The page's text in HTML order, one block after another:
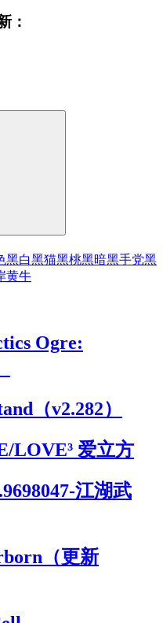
：
黑白黑猫黑桃黑暗黑手党黑
黄牛
Ogre:
（v2.282）
LOVE³ 爱立方
江湖武
（更新